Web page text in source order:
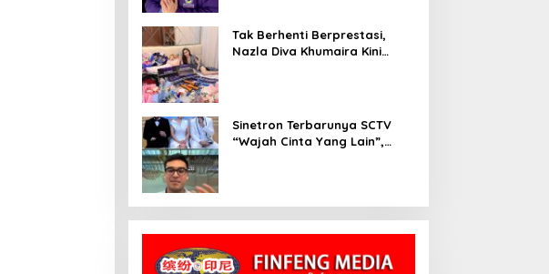
Tak Berhenti Berprestasi,
Nazla Diva Khumaira Kini
Sinetron Terbarunya SCTV
“Wajah Cinta Yang Lain”,